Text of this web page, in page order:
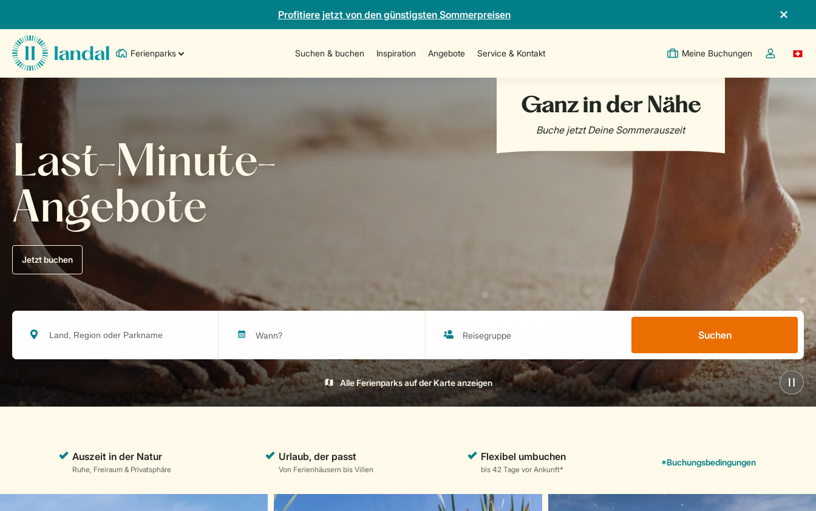
Profitiere jetzt von den günstigsten Sommerpreisen
Ferienparks Suchen & buchen Inspiration Angebote Service & Kontakt Meine Buchungen
Dropdown-
Last-Minute-
Angebote
Jetzt buchen
Suchen
Alle Ferienparks auf der Karte anzeigen